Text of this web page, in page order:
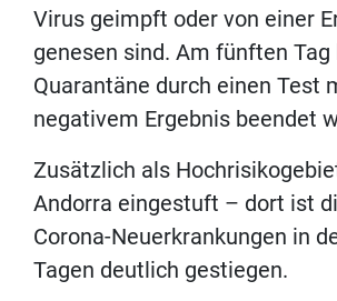
Virus geimpft oder von einer
genesen sind. Am fünften Tag
Quarantäne durch einen Test
negativem Ergebnis beendet
Zusätzlich als
Andorra eingestuft – dort ist
Corona-Neuerkrankungen in
Tagen deutlich gestiegen.